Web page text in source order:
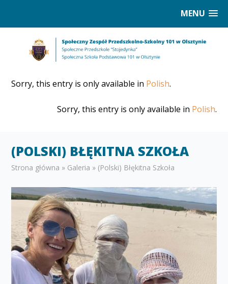
MENU
Sorry, this entry is only available in Polish.
Sorry, this entry is only available in Polish.
(POLSKI) BŁĘKITNA SZKOŁA
Strona główna » Galeria » (Polski) Błękitna Szkoła